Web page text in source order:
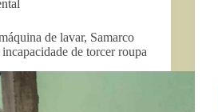
de lavar, Samarco
de torcer roupa